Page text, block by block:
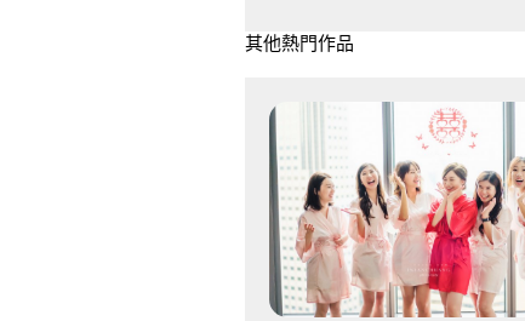
其他熱門作品